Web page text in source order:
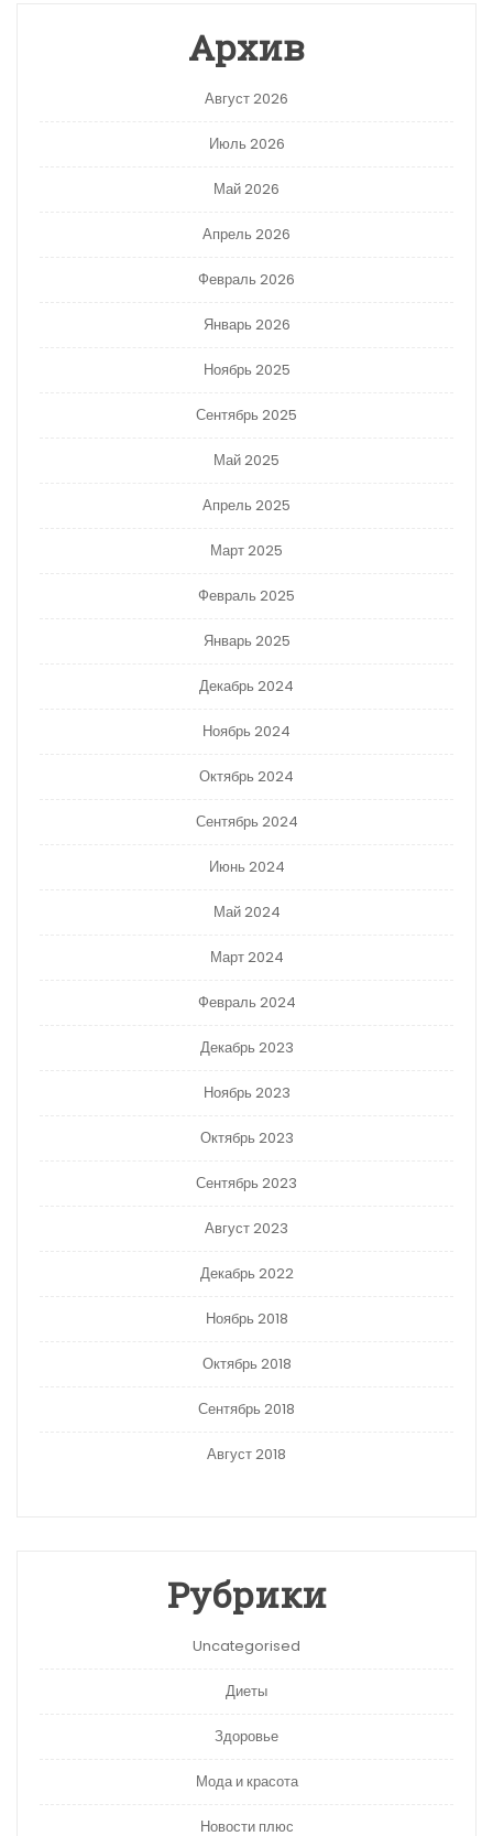
Архив
Август 2026
Июль 2026
Май 2026
Апрель 2026
Февраль 2026
Январь 2026
Ноябрь 2025
Сентябрь 2025
Май 2025
Апрель 2025
Март 2025
Февраль 2025
Январь 2025
Декабрь 2024
Ноябрь 2024
Октябрь 2024
Сентябрь 2024
Июнь 2024
Май 2024
Март 2024
Февраль 2024
Декабрь 2023
Ноябрь 2023
Октябрь 2023
Сентябрь 2023
Август 2023
Декабрь 2022
Ноябрь 2018
Октябрь 2018
Сентябрь 2018
Август 2018
Рубрики
Uncategorised
Диеты
Здоровье
Мода и красота
Новости плюс